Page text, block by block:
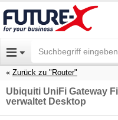
Zurück zu "Router"
Ubiquiti UniFi Gateway
verwaltet Desktop